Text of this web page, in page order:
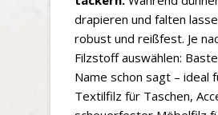
drapieren und falten
robust und reißfest. Je
Filzstoff auswählen:
Name schon sagt – ideal
Textilfilz für Taschen,